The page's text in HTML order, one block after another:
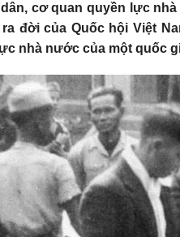
cơ quan quyền lực
đời của Quốc hội Việt
nhà nước của một quốc